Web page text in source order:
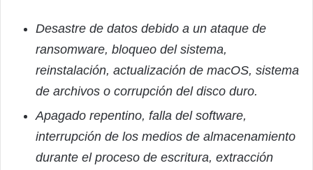
Desastre de datos debido a un ataque de
ransomware, bloqueo del sistema,
reinstalación, actualización de macOS, sistema
de archivos o corrupción del disco duro.
Apagado repentino, falla del software,
interrupción de los medios de almacenamiento
durante el proceso de escritura, extracción